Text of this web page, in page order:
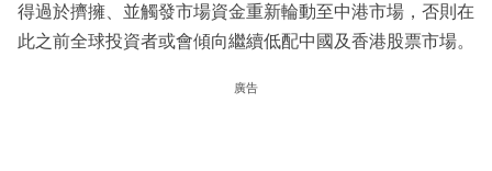
得過於擠擁、並觸發市場資金重新輪動至中港市場，否則在
此之前全球投資者或會傾向繼續低配中國及香港股票市場。
廣告